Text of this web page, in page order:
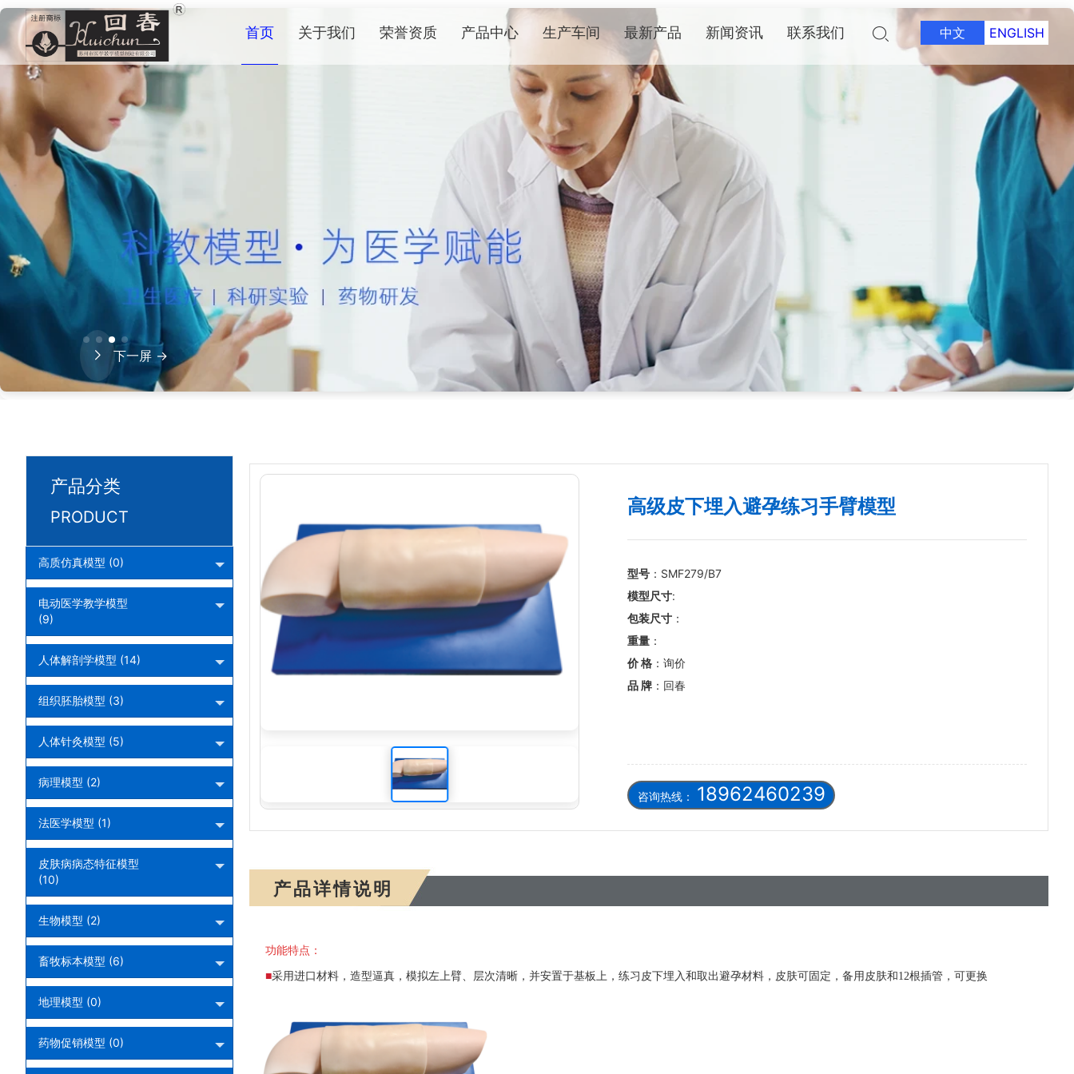
首页 关于我们 荣誉资质 产品中心 生产车间 最新产品 新闻资讯 联系我们 中文 ENGLISH
下一屏 →
高级皮下埋入避孕练习手臂模型
高级皮下埋入避孕练习手臂模型
型号 ：SMF279/B7
模型尺寸:
包装尺寸 ：
重量 ：
价 格 ：询价
品 牌 ：回春
咨询热线： 18962460239
产品详情说明
功能特点：
■采用进口材料，造型逼真，模拟左上臂、层次清晰，并安置于基板上，练习皮下埋入和取出避孕材料，皮肤可固定，备用皮肤和 12根插管，可更换
产品分类
PRODUCT
高质仿真模型 (0)
电动医学教学模型
(9)
人体解剖学模型 (14)
组织胚胎模型 (3)
人体针灸模型 (5)
病理模型 (2)
法医学模型 (1)
皮肤病病态特征模型
(10)
生物模型 (2)
畜牧标本模型 (6)
地理模型 (0)
药物促销模型 (0)